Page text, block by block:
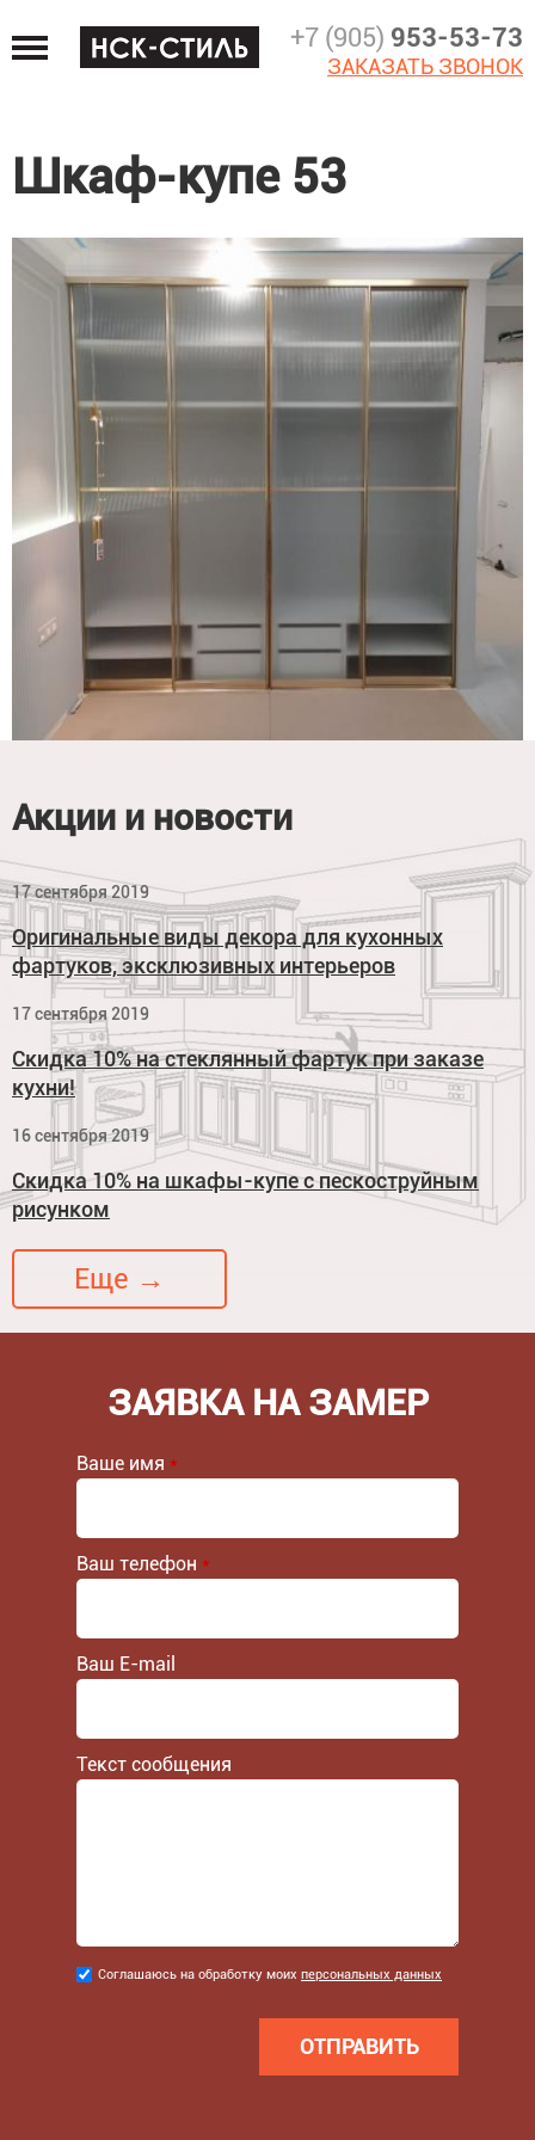
to
navigation
+7 (905) 953-53-73
ЗАКАЗАТЬ ЗВОНОК
Шкаф-купе 53
Акции и новости
17 сентября 2019
Оригинальные виды декора для кухонных
фартуков, эксклюзивных интерьеров
17 сентября 2019
Скидка 10% на стеклянный фартук при заказе
кухни!
16 сентября 2019
Скидка 10% на шкафы-купе с пескоструйным
рисунком
Еще →
ЗАЯВКА НА ЗАМЕР
Ваше имя *
Ваш телефон *
Ваш E-mail
Текст сообщения
Соглашаюсь
Соглашаюсь на обработку моих персональных данных